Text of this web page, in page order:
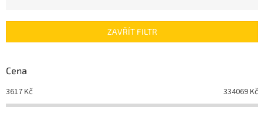
í
r
o
d
u
ZAVŘÍT FILTR
Cena
3617Kč 334069Kč